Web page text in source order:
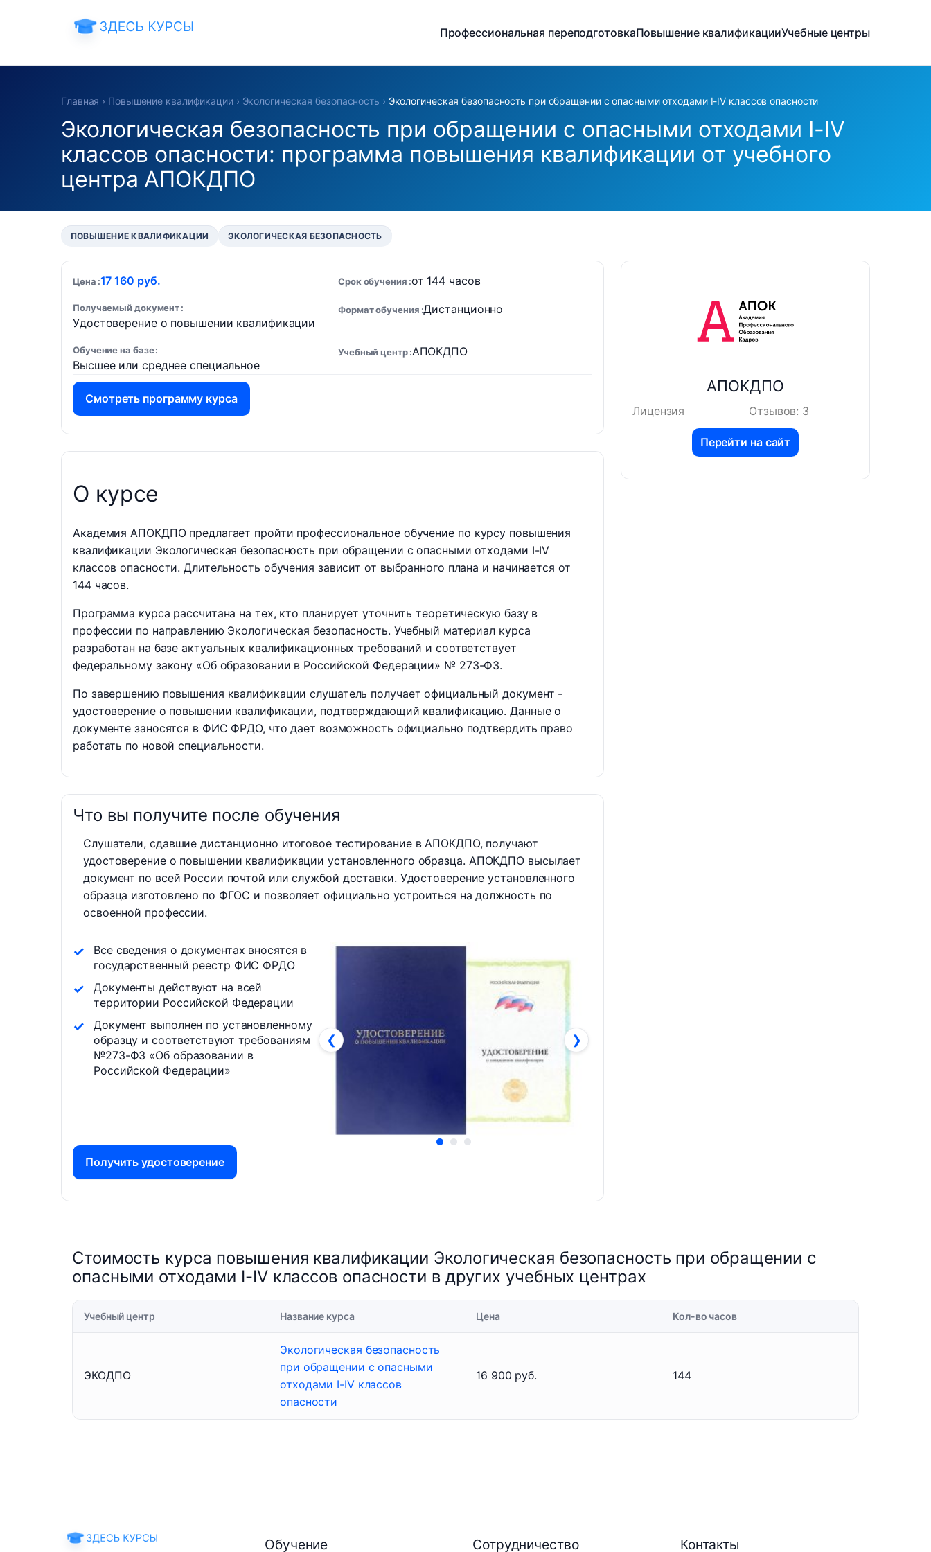
Профессиональная переподготовкаПовышение квалификацииУчебные центры
Главная › Повышение квалификации› Экологическая безопасность › Экологическая безопасность при обращении с опасными отходами I-IV классов опасности
Экологическая безопасность при обращении с опасными отходами I-IV
классов опасности: программа повышения квалификации от учебного
центра АПОКДПО
ПОВЫШЕНИЕ КВАЛИФИКАЦИИ ЭКОЛОГИЧЕСКАЯ БЕЗОПАСНОСТЬ
Цена 17 160 руб. Срок обучения от 144 часов
Получаемый документ
Удостоверение о повышении квалификации
Формат обучения Дистанционно
Обучение на базе
Высшее или среднее специальное
Учебный центр АПОКДПО
Смотреть программу курса
О курсе
Академия АПОКДПО предлагает пройти профессиональное обучение по курсу повышения
квалификации Экологическая безопасность при обращении с опасными отходами I-IV
классов опасности. Длительность обучения зависит от выбранного плана и начинается от
144 часов.
Программа курса рассчитана на тех, кто планирует уточнить теоретическую базу в
профессии по направлению Экологическая безопасность. Учебный материал курса
разработан на базе актуальных квалификационных требований и соответствует
федеральному закону «Об образовании в Российской Федерации» № 273-ФЗ.
По завершению повышения квалификации слушатель получает официальный документ -
удостоверение о повышении квалификации, подтверждающий квалификацию. Данные о
документе заносятся в ФИС ФРДО, что дает возможность официально подтвердить право
работать по новой специальности.
Что вы получите после обучения
Слушатели, сдавшие дистанционно итоговое тестирование в АПОКДПО, получают
удостоверение о повышении квалификации установленного образца. АПОКДПО высылает
документ по всей России почтой или службой доставки. Удостоверение установленного
образца изготовлено по ФГОС и позволяет официально устроиться на должность по
освоенной профессии.
Все сведения о документах вносятся в
государственный реестр ФИС ФРДО
Документы действуют на всей
территории Российской Федерации
Документ выполнен по установленному
образцу и соответствуют требованиям
№273-ФЗ «Об образовании в
Российской Федерации»
❮ ❯
Получить удостоверение
АПОКДПО
Лицензия Отзывов: 3
Перейти на сайт
Стоимость курса повышения квалификации Экологическая безопасность при обращении с
опасными отходами I-IV классов опасности в других учебных центрах
Учебный центр Название курса Цена Кол-во часов
ЭКОДПО
Экологическая безопасность
при обращении с опасными
отходами I-IV классов
опасности
16 900 руб. 144
Обучение Сотрудничество Контакты